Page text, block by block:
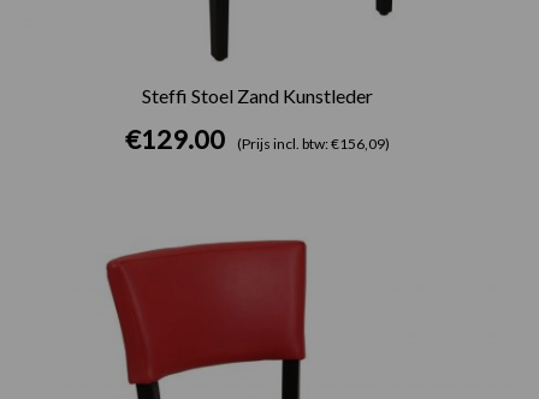
Steffi Stoel Zand Kunstleder
€129.00 (Prijs incl. btw: €156,09)